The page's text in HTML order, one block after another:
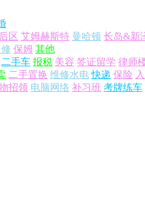
区 艾姆赫斯特 曼哈顿 长岛&新
保姆 其他
二手车 报税 美容 签证留学 律师
二手置换 维修水电 快递 保险
招领 电脑网络 补习班 考牌练车